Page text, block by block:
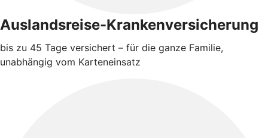
Auslandsreise-Krankenversicherung
bis zu 45 Tage versichert – für die ganze Familie,
unabhängig vom Karteneinsatz